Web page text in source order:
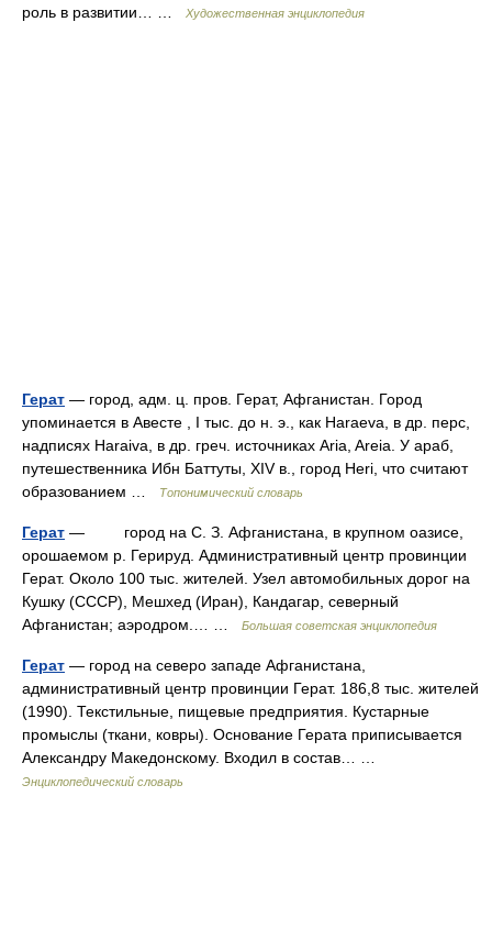
роль в развитии… …
Художественная энциклопедия
Герат — город, адм. ц. пров. Герат, Афганистан. Город
упоминается в Авесте , I тыс. до н. э., как Haraeva, в др. перс,
надписях Haraiva, в др. греч. источниках Aria, Areia. У араб,
путешественника Ибн Баттуты, XIV в., город Heri, что считают
образованием …
Топонимический словарь
Герат — город на С. З. Афганистана, в крупном оазисе,
орошаемом р. Герируд. Административный центр провинции
Герат. Около 100 тыс. жителей. Узел автомобильных дорог на
Кушку (СССР), Мешхед (Иран), Кандагар, северный
Афганистан; аэродром.… …
Большая советская энциклопедия
Герат — город на северо западе Афганистана,
административный центр провинции Герат. 186,8 тыс. жителей
(1990). Текстильные, пищевые предприятия. Кустарные
промыслы (ткани, ковры). Основание Герата приписывается
Александру Македонскому. Входил в состав… …
Энциклопедический словарь